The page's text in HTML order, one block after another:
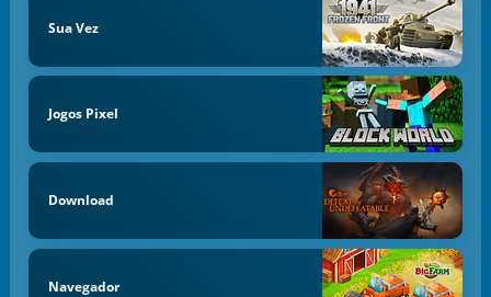
Sua Vez
Jogos Pixel
Download
Navegador